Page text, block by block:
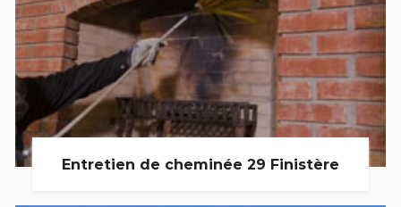
Entretien de cheminée 29 Finistère